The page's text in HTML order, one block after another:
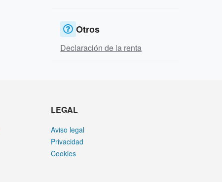
Otros
Declaración de la renta
LEGAL
Aviso legal
Privacidad
Cookies